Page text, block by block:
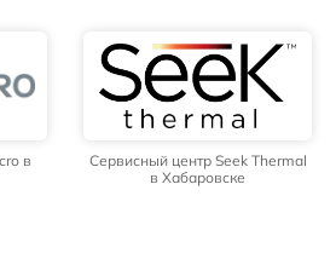
в
Сервисный центр Seek Thermal
в Хабаровске